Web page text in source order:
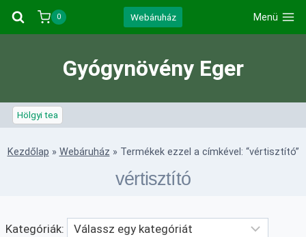
Skip
0 Webáruház Menü
Gyógynövény Eger
Hölgyi tea
Kezdőlap » Webáruház » Termékek ezzel a címkével: “vértisztító”
vértisztító
Kategóriák: